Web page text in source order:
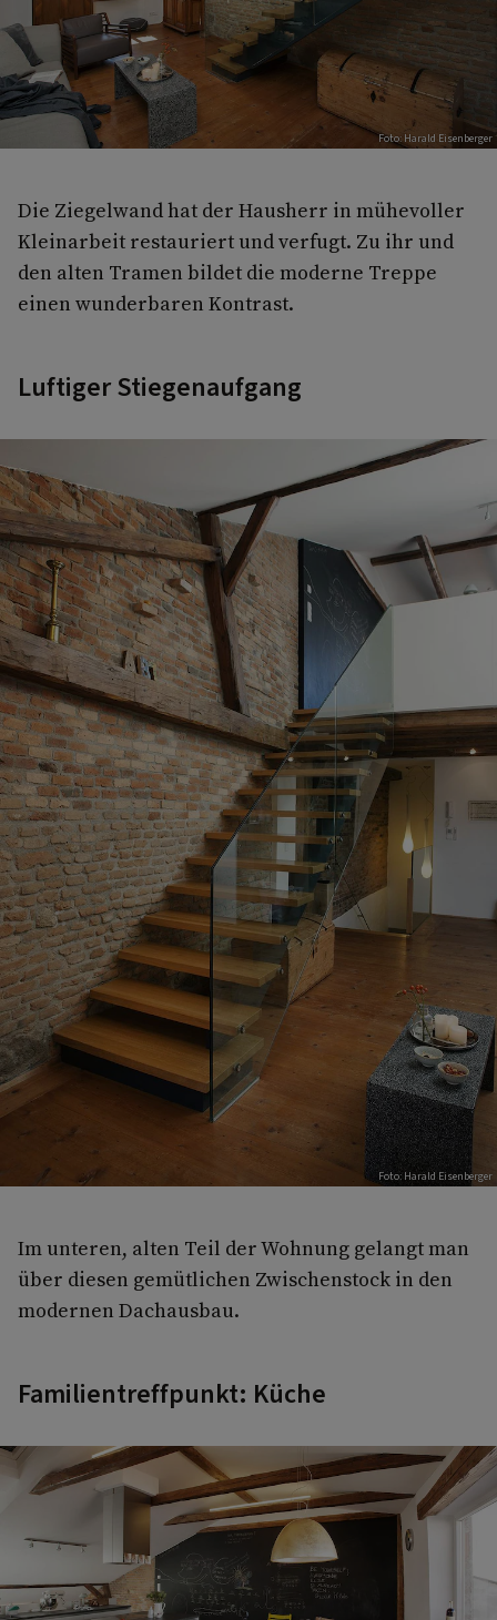
Foto: Harald Eisenberger
Die Ziegelwand hat der Hausherr in mühevoller
Kleinarbeit restauriert und verfugt. Zu ihr und
den alten Tramen bildet die moderne Treppe
einen wunderbaren Kontrast.
Luftiger Stiegenaufgang
Foto: Harald Eisenberger
Im unteren, alten Teil der Wohnung gelangt man
über diesen gemütlichen Zwischenstock in den
modernen Dachausbau.
Familientreffpunkt: Küche